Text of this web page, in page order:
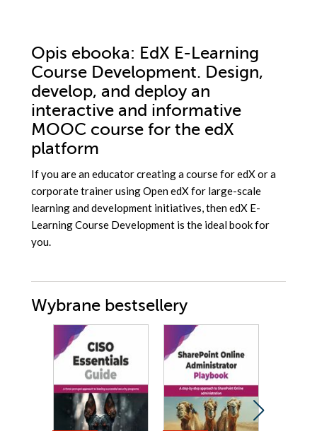
Opis ebooka: EdX E-Learning
Course Development. Design,
develop, and deploy an
interactive and informative
MOOC course for the edX
platform
If you are an educator creating a course for edX or a
corporate trainer using Open edX for large-scale
learning and development initiatives, then edX E-
Learning Course Development is the ideal book for
you.
Wybrane bestsellery